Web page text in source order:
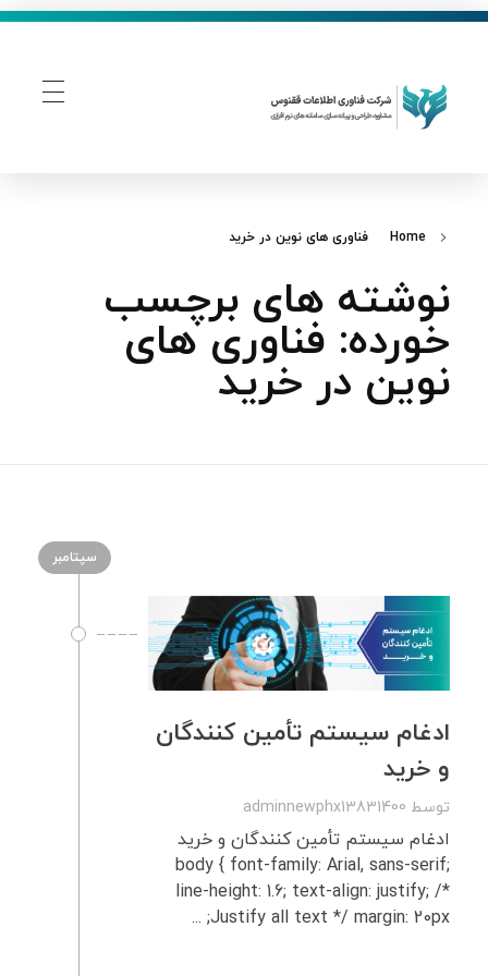
Home فناوری‌ های نوین در خرید
نوشته های برچسب
خورده: فناوری‌ های
نوین در خرید
سپتامبر
ادغام سیستم تأمین‌ کنندگان
و خرید
توسط adminnewphx13831400
ادغام سیستم تأمین‌ کنندگان و خرید
body { font-family: Arial, sans-serif;
line-height: 1.6; text-align: justify; /*
Justify all text */ margin: 20px; ...